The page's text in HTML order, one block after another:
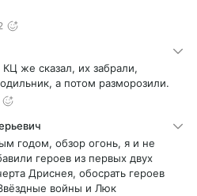
же сказал, их забрали,
а потом разморозили.
годом, обзор огонь, я и не
героев из первых двух
Дриснея, обосрать героев
войны и Люк